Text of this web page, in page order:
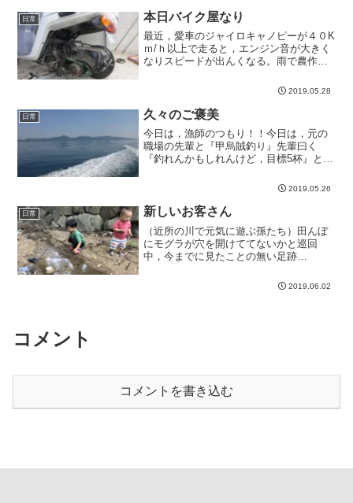
日常 本日バイク屋なり
最近，愛車のジャイロキャノピーが４０K
ｍ/ｈ以上で走ると，エンジン音が大きく
なりスピードが出んくなる。雨で農作業
2019.05.28
日常 久々のご褒美
今日は，漁師のつもり！！今日は，元の
職場の先輩と『甲烏賊釣り』先輩曰く
『釣れんかもしれんけど，目標5杯』との
2019.05.26
日常 新しいお客さん
（近所の川で元気に遊ぶ孫たち）田んぼ
にモグラが穴を開けててないかと巡回
中，今までに見たことの無い足跡
2019.06.02
コメント
コメントを書き込む